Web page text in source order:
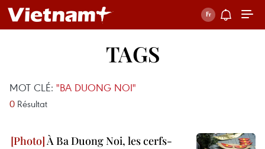
TAGS
MOT CLÉ: "BA DUONG NOI"
0 Résultat
À Ba Duong Noi, les cerfs-